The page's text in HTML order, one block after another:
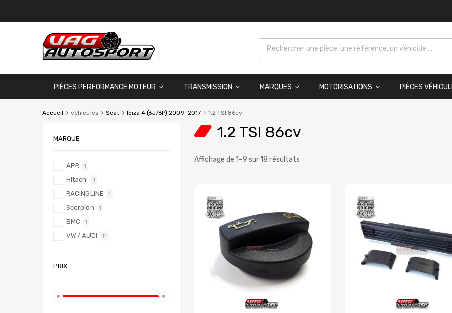
PIÈCES PERFORMANCE MOTEUR TRANSMISSION MARQUES MOTORISATIONS PIÈCES
Accueil vehicules Seat Ibiza 4 (6J/6P) 2009-2017 1.2 TSI 86cv
1.2 TSI 86cv
Affichage de 1–9 sur 18 résultats
MARQUE
APR 1
Hitachi 1
RACINGLINE 1
Scorpion 1
BMC 1
VW / AUDI 11
PRIX